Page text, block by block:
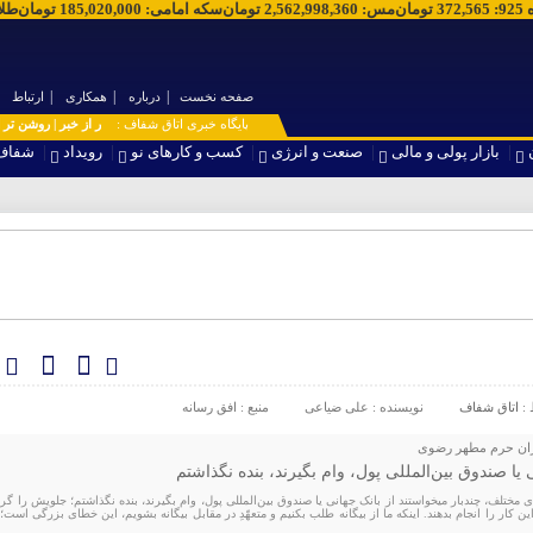
سکه امامی:
185,020,000 تومان مس:
2,562,998,360 تومان 925
:
372,565 تومان
صفحه نخست درباره همکاری
ارتباط
۞ پایگاه خبری اتاق شفاف :
بازار پولی و مالی صنعت و انرژی کسب و کارهای نو رویداد
: اتاق شفاف نویسنده : علی ضیاعی منبع : افق رسانه
حرم مطهر رضوی
یا صندوق بین‌المللی پول، وام بگیرند، بنده نگذاشتم
چندبار میخواستند از بانک جهانی یا صندوق بین‌المللی پول، وام بگیرند، بنده نگذاشتم؛ جلویش را
کار را انجام بدهند. اینکه ما از بیگانه طلب بکنیم و متعهّدِ در مقابل بیگانه بشویم، این خطای بزرگی است؛